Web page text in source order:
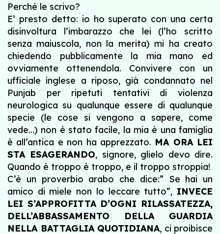
Perché le scrivo?
E’ presto detto: io ho superato con una certa
disinvoltura l’imbarazzo che lei (l’ho scritto
senza maiuscola, non la merita) mi ha creato
chiedendo pubblicamente la mia mano ed
ovviamente ottenendola. Convivere con un
ufficiale inglese a riposo, già condannato nel
Punjab per ripetuti tentativi di violenza
neurologica su qualunque essere di qualunque
specie (le cose si vengono a sapere, come
vede…) non è stato facile, la mia è una famiglia
è all’antica e non ha apprezzato. MA ORA LEI
STA ESAGERANDO, signore, glielo devo dire.
Quando è troppo è troppo, e il troppo stroppia!
C’è un proverbio arabo che dice:” Se hai un
amico di miele non lo leccare tutto”, INVECE
LEI S’APPROFITTA D’OGNI RILASSATEZZA,
DELL’ABBASSAMENTO DELLA GUARDIA
NELLA BATTAGLIA QUOTIDIANA, ci proibisce